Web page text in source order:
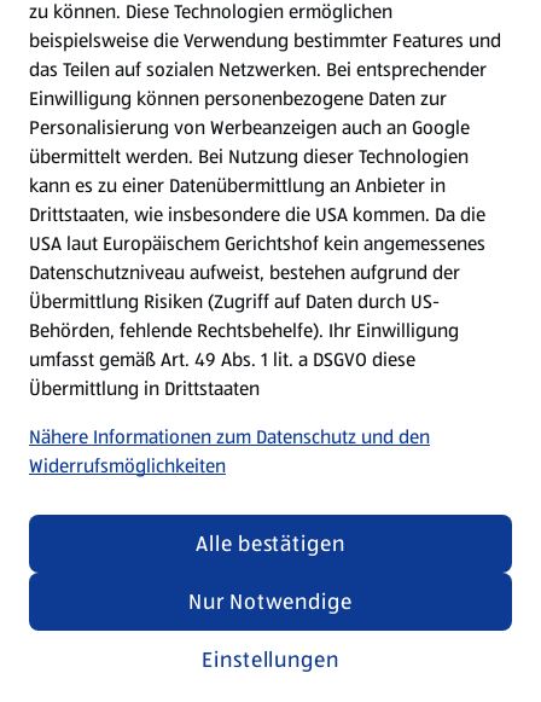
Gewinnspiele
Mein HOFER. Meine Einkäufe.
Meine Meinung. Mein HOFER.
Gutscheingroßbestellung
(öffnet in einem neuen Tab)
Folge uns hier:
Jetzt die HOFER App downloaden
Datenschutz- und Richtlinienmenü
Impressum
Security Policy
(öffnet in einem neuen Tab)
zu können. Diese Technologien ermöglichen
beispielsweise die Verwendung bestimmter Features und
das Teilen auf sozialen Netzwerken. Bei entsprechender
Einwilligung können personenbezogene Daten zur
Personalisierung von Werbeanzeigen auch an Google
übermittelt werden. Bei Nutzung dieser Technologien
kann es zu einer Datenübermittlung an Anbieter in
Drittstaaten, wie insbesondere die USA kommen. Da die
USA laut Europäischem Gerichtshof kein angemessenes
Datenschutzniveau aufweist, bestehen aufgrund der
Übermittlung Risiken (Zugriff auf Daten durch US-
Behörden, fehlende Rechtsbehelfe). Ihr Einwilligung
umfasst gemäß Art. 49 Abs. 1 lit. a DSGVO diese
Übermittlung in Drittstaaten
Nähere Informationen zum Datenschutz und den
Widerrufsmöglichkeiten
Einstellungen
Nur Notwendige
Alle bestätigen